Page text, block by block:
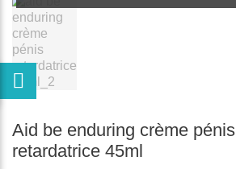
Aid be enduring crème pénis
retardatrice 45ml